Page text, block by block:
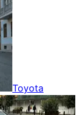
Toyota